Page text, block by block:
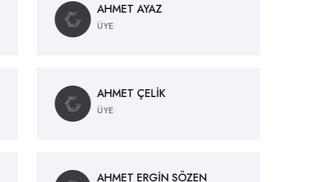
AHMET AYAZ
ÜYE
AHMET ÇELİK
ÜYE
AHMET ERGİN SÖZEN